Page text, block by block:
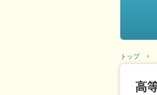
トップ
高